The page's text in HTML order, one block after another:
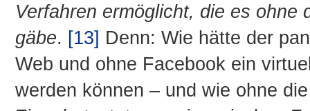
Verfahren ermöglicht, die es ohne
gäbe. [13] Denn: Wie hätte der
Web und ohne Facebook ein
werden können – und wie ohne